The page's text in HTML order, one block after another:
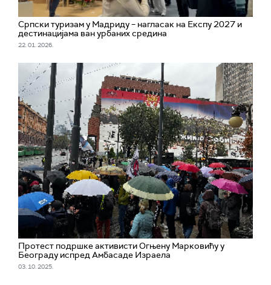
Српски туризам у Мадриду – нагласак на Експу 2027 и
дестинацијама ван урбаних средина
22. 01. 2026.
Протест подршке активисти Огњену Марковићу у
Београду испред Амбасаде Израела
03. 10. 2025.